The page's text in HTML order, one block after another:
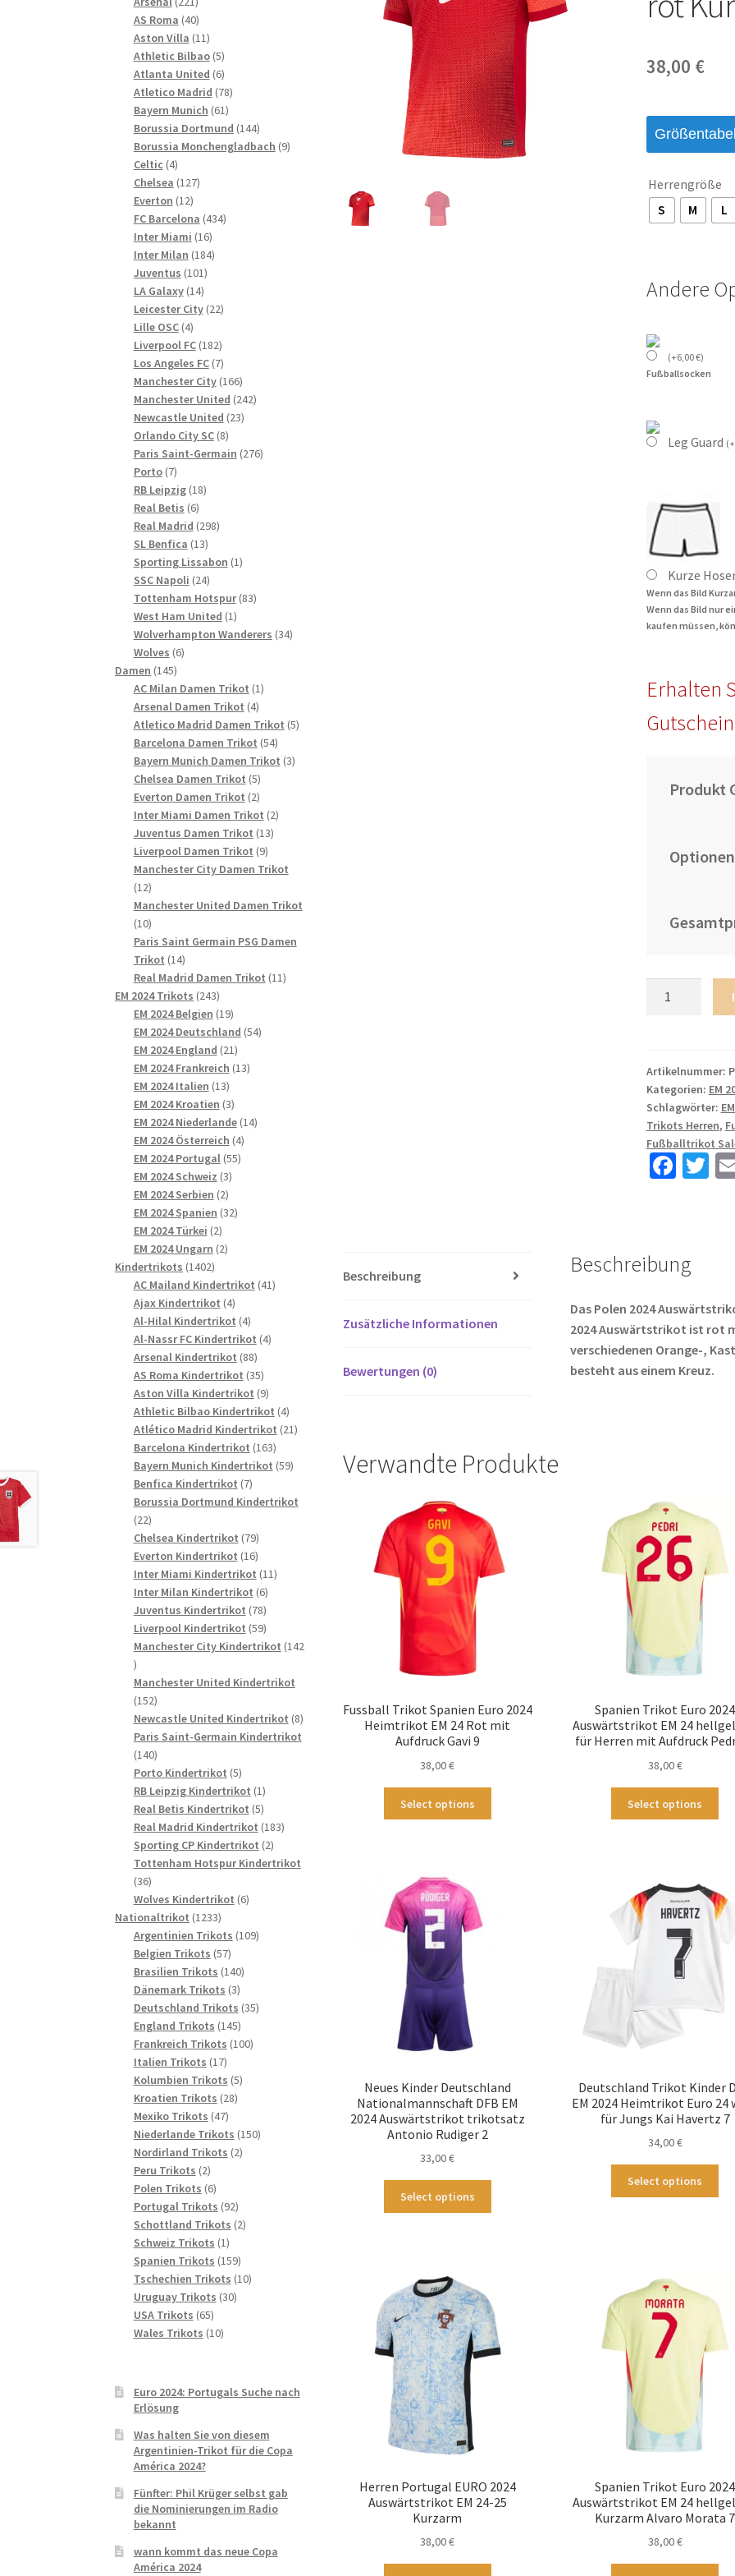
38,00 €
Herrengröße
S
M L
Andere
(+6,00€)
Fußballsocken
Leg Guard (+
Kurze
Wenn das Bild
Wenn das Bild nur
kaufen müssen,
Erhalten
Produkt
EM
24-
25
rot
Kurzarm
Menge
Artikelnummer:
Kategorien: EM
Schlagwörter:
Trikots Herren,
Fußballtrikot
Fa
o
T
Beschreibung
Zusätzliche Informationen
Bewertungen (0)
Beschreibung
Das Polen 2024
2024 Auswärtstrikot ist rot
verschiedenen Orange-,
besteht aus einem Kreuz.
Verwandte Produkte
Fussball Trikot Spanien Euro 2024
Heimtrikot EM 24 Rot mit
Aufdruck Gavi 9
38,00€
Select options
Spanien Trikot Euro 2024
Auswärtstrikot EM 24
für Herren mit Aufdruck
38,00€
Select options
Die
der
Neues Kinder Deutschland
Nationalmannschaft DFB EM
2024 Auswärtstrikot trikotsatz
Antonio Rudiger 2
33,00€
Select options
Optionen
können
auf
Deutschland Trikot Kinder
EM 2024 Heimtrikot Euro 24
für Jungs Kai Havertz 7
34,00€
Select options
auf
der
Herren Portugal EURO 2024
Auswärtstrikot EM 24-25
Kurzarm
38,00€
Spanien Trikot Euro 2024
Auswärtstrikot EM 24
Kurzarm Alvaro Morata 7
38,00€
Produkte
AS Roma 4040
Produkte
Aston Villa 1111
Produkte
Athletic Bilbao 55
Produkte
Atlanta United 66
Produkte
Atletico Madrid 7878
Bayern Munich 6161
Produkte
Borussia Dortmund 144144
Produkte
Borussia Monchengladbach 99
Celtic 44
Produkte
Chelsea 127127
Everton 1212
Produkte
FC Barcelona 434434
Inter Miami 1616
Produkte
Inter Milan 184184
Juventus 101101
Produkte
LA Galaxy 1414
Produkte
Leicester City 2222
Lille OSC 44
Produkte
Liverpool FC 182182
Produkte
Los Angeles FC 77
Produkte
Manchester City 166166
Produkte
Manchester United 242242
Newcastle United 2323
Orlando City SC 88
Produkte
Paris Saint-Germain 276276
Porto 77
Produkte
RB Leipzig 1818
Real Betis 66
Produkte
Real Madrid 298298
SL Benfica 1313
Produkte
Sporting Lissabon 11
SSC Napoli 2424
Produkte
Tottenham Hotspur 8383
West Ham United 11
Produkt
Wolverhampton Wanderers 3434
Wolves 66
Damen 145145
Produkte
AC Milan Damen Trikot 11
Arsenal Damen Trikot 44
Produkte
Atletico Madrid Damen Trikot 55
Barcelona Damen Trikot 5454
Produkte
Bayern Munich Damen Trikot 33
Chelsea Damen Trikot 55
Produkte
Everton Damen Trikot 22
Produkte
Inter Miami Damen Trikot 22
Juventus Damen Trikot 1313
Liverpool Damen Trikot 99
Produkte
Manchester City Damen Trikot
1212
Produkte
Manchester United Damen Trikot
1010
Produkte
Paris Saint Germain PSG Damen
Trikot 1414
Produkte
Real Madrid Damen Trikot 1111
EM 2024 Trikots 243243
Produkte
EM 2024 Belgien 1919
Produkte
EM 2024 Deutschland 5454
EM 2024 England 2121
Produkte
EM 2024 Frankreich 1313
EM 2024 Italien 1313
Produkte
EM 2024 Kroatien 33
Produkte
EM 2024 Niederlande 1414
EM 2024 Österreich 44
Produkte
EM 2024 Portugal 5555
EM 2024 Schweiz 33
Produkte
EM 2024 Serbien 22
Produkte
EM 2024 Spanien 3232
EM 2024 Türkei 22
Produkte
EM 2024 Ungarn 22
Kindertrikots 14021402
Produkte
AC Mailand Kindertrikot 4141
Ajax Kindertrikot 44
Produkte
Al-Hilal Kindertrikot 44
Produkte
Al-Nassr FC Kindertrikot 44
Arsenal Kindertrikot 8888
Produkte
AS Roma Kindertrikot 3535
Produkte
Aston Villa Kindertrikot 99
Produkte
Athletic Bilbao Kindertrikot 44
Produkte
Atlético Madrid Kindertrikot 2121
Barcelona Kindertrikot 163163
Produkte
Bayern Munich Kindertrikot 5959
Benfica Kindertrikot 77
Produkte
Borussia Dortmund Kindertrikot
2222
Produkte
Chelsea Kindertrikot 7979
Produkte
Everton Kindertrikot 1616
Produkte
Inter Miami Kindertrikot 1111
Inter Milan Kindertrikot 66
Produkte
Juventus Kindertrikot 7878
Produkte
Liverpool Kindertrikot 5959
Produkte
Manchester City Kindertrikot 142
142
Produkte
Manchester United Kindertrikot
152152
Produkte
Newcastle United Kindertrikot 88
Produkte
Paris Saint-Germain Kindertrikot
140140
Produkte
Porto Kindertrikot 55
Produkte
RB Leipzig Kindertrikot 11
Produkt
Real Betis Kindertrikot 55
Produkte
Real Madrid Kindertrikot 183183
Sporting CP Kindertrikot 22
Produkte
Tottenham Hotspur Kindertrikot
3636
Produkte
Wolves Kindertrikot 66
Nationaltrikot 12331233
Produkte
Argentinien Trikots 109109
Belgien Trikots 5757
Produkte
Brasilien Trikots 140140
Dänemark Trikots 33
Produkte
Deutschland Trikots 3535
England Trikots 145145
Produkte
Frankreich Trikots 100100
Italien Trikots 1717
Produkte
Kolumbien Trikots 55
Kroatien Trikots 2828
Mexiko Trikots 4747
Produkte
Niederlande Trikots 150150
Nordirland Trikots 22
Peru Trikots 22
Produkte
Polen Trikots 66
Produkte
Portugal Trikots 9292
Produkte
Schottland Trikots 22
Schweiz Trikots 11
Produkt
Spanien Trikots 159159
Produkte
Tschechien Trikots 1010
Uruguay Trikots 3030
USA Trikots 6565
Produkte
Wales Trikots 1010
Euro 2024: Portugals Suche nach
Erlösung
Was halten Sie von diesem
Argentinien-Trikot für die Copa
América 2024?
Fünfter: Phil Krüger selbst gab
die Nominierungen im Radio
bekannt
wann kommt das neue Copa
América 2024